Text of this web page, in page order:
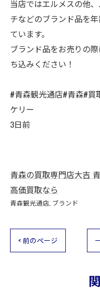
当店ではエルメスの他
チなどのブランド品を
ています。
ブランド品をお売りの
ち込みください！
#青森観光通店#青森#
ケリー
3日前
青森の買取専門店大吉
高価買取なら
青森観光通店 ブランド
< 前のページ